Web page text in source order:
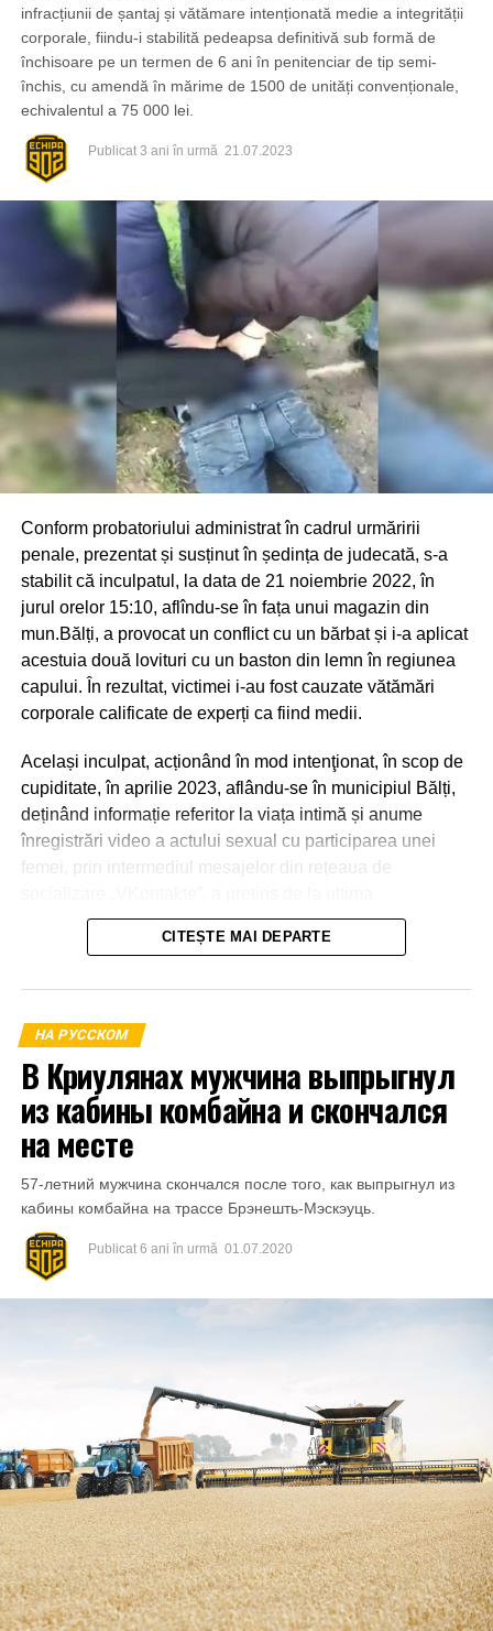
infracțiunii de șantaj și vătămare intenționată medie a integrității
corporale, fiindu-i stabilită pedeapsa definitivă sub formă de
închisoare pe un termen de 6 ani în penitenciar de tip semi-
închis, cu amendă în mărime de 1500 de unități convenționale,
echivalentul a 75 000 lei.
Publicat 3 ani în urmă 21.07.2023
Conform probatoriului administrat în cadrul urmăririi
penale, prezentat și susținut în ședința de judecată, s-a
stabilit că inculpatul, la data de 21 noiembrie 2022, în
jurul orelor 15:10, aflîndu-se în fața unui magazin din
mun.Bălți, a provocat un conflict cu un bărbat și i-a aplicat
acestuia două lovituri cu un baston din lemn în regiunea
capului. În rezultat, victimei i-au fost cauzate vătămări
corporale calificate de experți ca fiind medii.
Același inculpat, acționând în mod intenţionat, în scop de
cupiditate, în aprilie 2023, aflându-se în municipiul Bălți,
deținând informație referitor la viața intimă și anume
înregistrări video a actului sexual cu participarea unei
femei, prin intermediul mesajelor din rețeaua de
transmiterea banilor în sumă de 600 euro, în caz contrar o
amenința cu răspândirea înregistrărilor video.
La 21 aprilie 2023, aflându-se în apartamentul părții
vătămate din mun.Bălți a primit o parte din sumă și anume
1000 de lei.
Inculpatul și-a recunoscut integral vinovăția pentru faptele
CITEȘTE MAI DEPARTE
НА РУССКОМ
В Криулянах мужчина выпрыгнул
из кабины комбайна и скончался
на месте
57-летний мужчина скончался после того, как выпрыгнул из
кабины комбайна на трассе Брэнешть-Мэскэуць.
Publicat 6 ani în urmă 01.07.2020